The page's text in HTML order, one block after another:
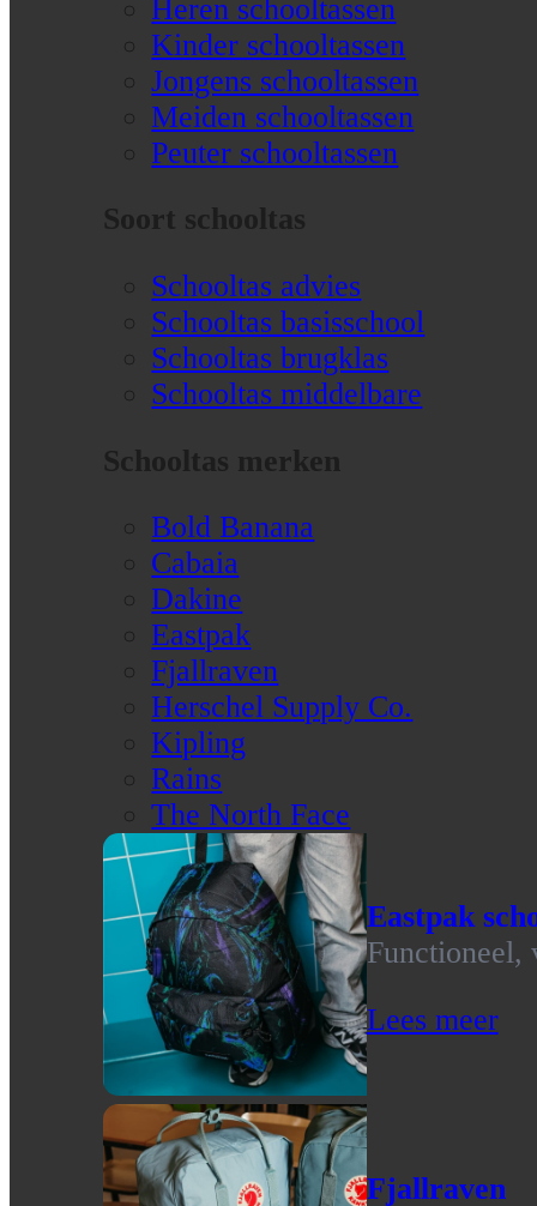
Heren schooltassen
Kinder schooltassen
Jongens schooltassen
Meiden schooltassen
Peuter schooltassen
Soort schooltas
Schooltas advies
Schooltas basisschool
Schooltas brugklas
Schooltas middelbare
Schooltas merken
Bold Banana
Cabaia
Dakine
Eastpak
Fjallraven
Herschel Supply Co.
Kipling
Rains
The North Face
Eastpak
Functioneel,
Lees meer
Fjallraven